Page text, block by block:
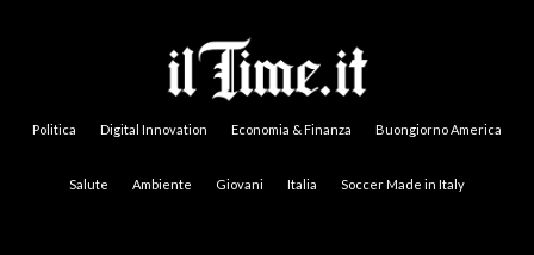
Politica Digital Innovation Economia & Finanza Buongiorno America
Salute Ambiente Giovani Italia Soccer Made in Italy